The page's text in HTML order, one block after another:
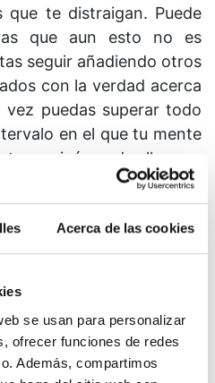
Acerca de las cookies
se usan para personalizar
ofrecer funciones de redes
Además, compartimos
que te distraigan. Puede
que aun esto no es
seguir añadiendo otros
con la verdad acerca
puedas superar todo
en el que tu mente
quizá puedas llegar a
resplandeciente en la
tal como el Amor te
hoy harás mucho por
tanto si sientes que
beneficioso
tan a menudo como
verdad acerca de ti tan a